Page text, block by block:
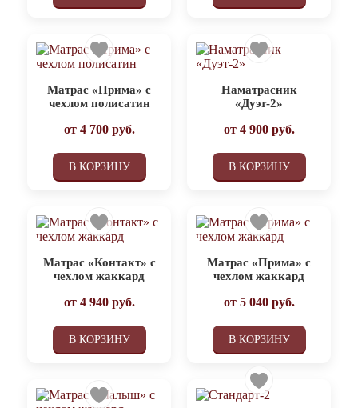
Матрас «Прима» с
чехлом полисатин
от 4 700руб.
В КОРЗИНУ
Наматрасник
«Дуэт-2»
от 4 900руб.
В КОРЗИНУ
Матрас «Контакт» с
чехлом жаккард
от 4 940руб.
В КОРЗИНУ
Матрас «Прима» с
чехлом жаккард
от 5 040руб.
В КОРЗИНУ